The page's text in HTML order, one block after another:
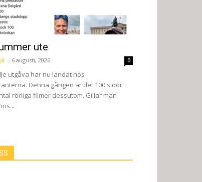
ute
- 6 augusti, 2026 0
utgåva har nu landat hos
Denna gången är det 100 sidor
rörliga filmer dessutom. Gillar man